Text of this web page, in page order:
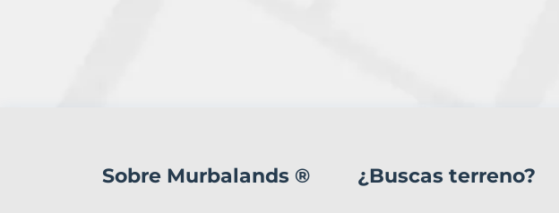
Sobre Murbalands ® ¿Buscas terreno?